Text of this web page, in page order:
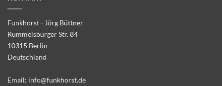
Funkhorst - Jörg Büttner
Rummelsburger Str. 84
10315 Berlin
Deutschland
Email: info@funkhorst.de